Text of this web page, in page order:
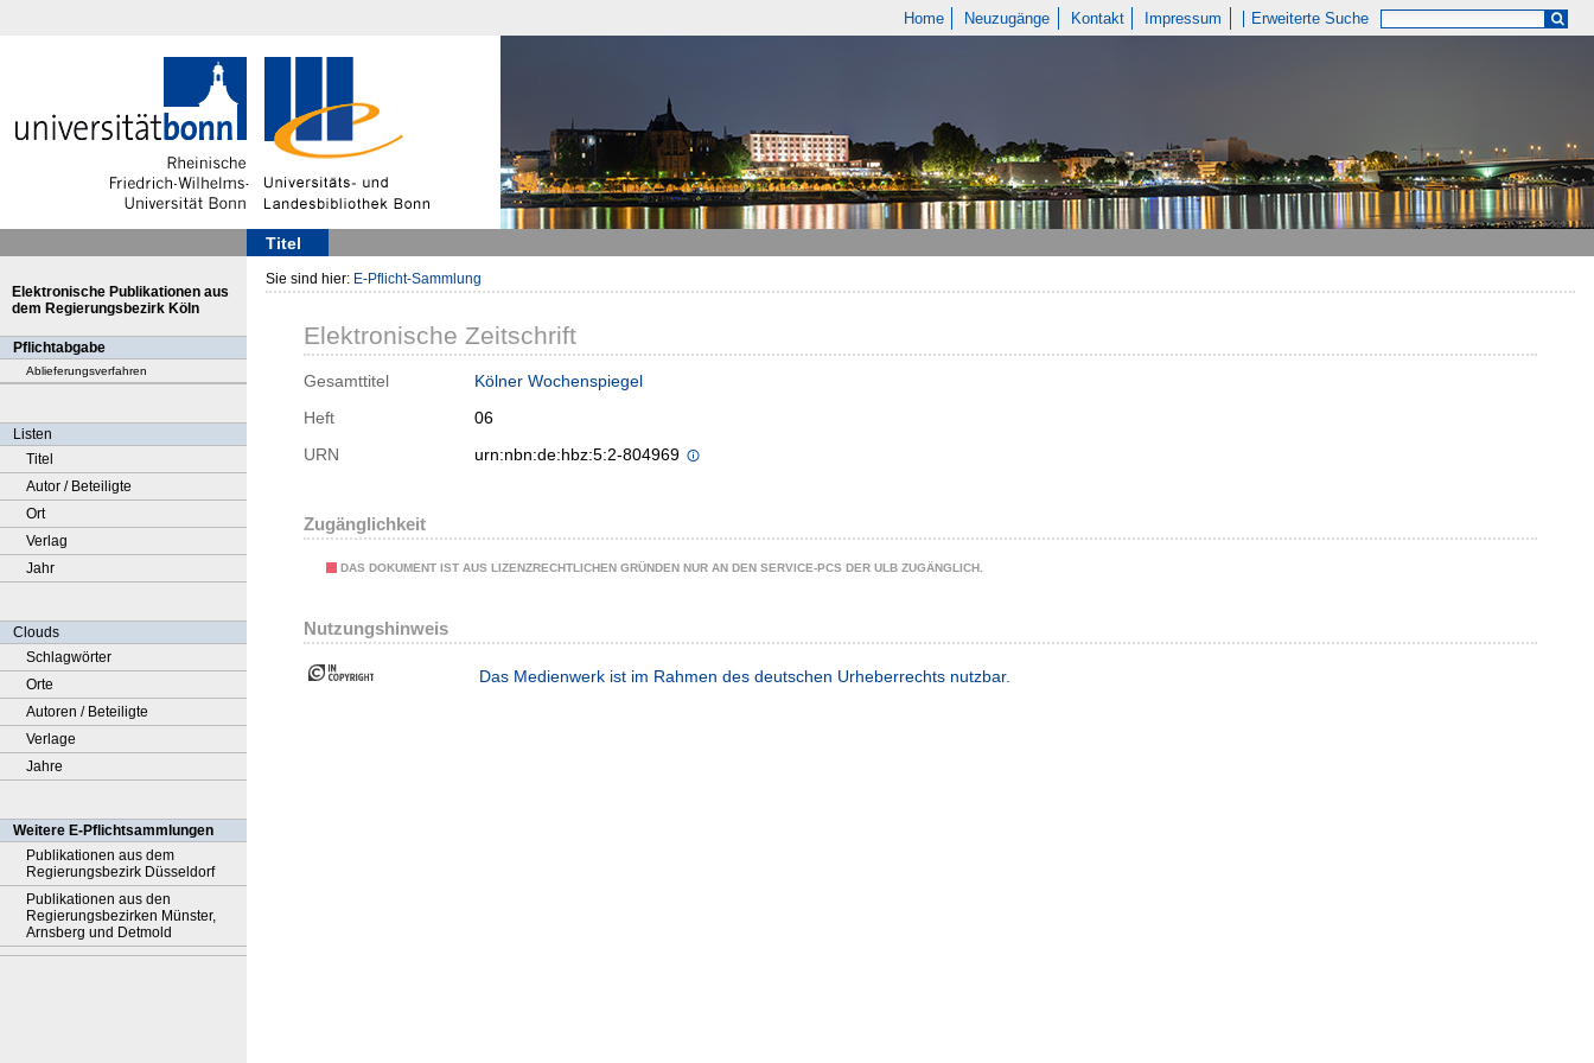
Home Neuzugänge Kontakt Impressum Erweiterte Suche
Titel
Elektronische Publikationen aus
dem Regierungsbezirk Köln
Pflichtabgabe
Ablieferungsverfahren
Listen
Titel
Autor / Beteiligte
Ort
Verlag
Jahr
Clouds
Schlagwörter
Orte
Autoren / Beteiligte
Verlage
Jahre
Weitere E-Pflichtsammlungen
Publikationen aus dem
Regierungsbezirk Düsseldorf
Publikationen aus den
Regierungsbezirken Münster,
Arnsberg und Detmold
Sie sind hier: E-Pflicht-Sammlung
Elektronische Zeitschrift
Gesamttitel
Kölner Wochenspiegel
Heft
06
URN
urn:nbn:de:hbz:5:2-804969
Zugänglichkeit
DAS DOKUMENT IST AUS LIZENZRECHTLICHEN GRÜNDEN NUR AN DEN SERVICE-PCS DER ULB ZUGÄNGLICH.
Nutzungshinweis
Das Medienwerk ist im Rahmen des deutschen Urheberrechts nutzbar.